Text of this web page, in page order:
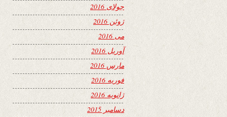
جولای 2016
ژوئن 2016
می 2016
آوریل 2016
مارس 2016
فوریه 2016
ژانویه 2016
دسامبر 2015